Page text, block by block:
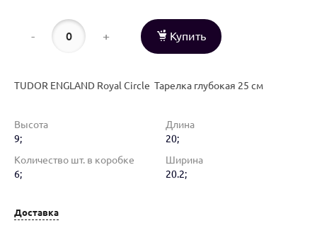
- + Купить
TUDOR ENGLAND Royal Circle Тарелка глубокая 25 см
Высота
9;
Длина
20;
Количество шт. в коробке
6;
Ширина
20.2;
Доставка